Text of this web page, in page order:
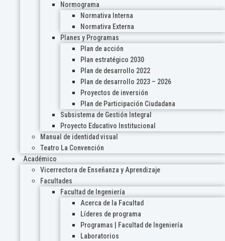
Normograma
Normativa Interna
Normativa Externa
Planes y Programas
Plan de acción
Plan estratégico 2030
Plan de desarrollo 2022
Plan de desarrollo 2023 – 2026
Proyectos de inversión
Plan de Participación Ciudadana
Subsistema de Gestión Integral
Proyecto Educativo Institucional
Manual de identidad visual
Teatro La Convención
Académico
Vicerrectora de Enseñanza y Aprendizaje
Facultades
Facultad de Ingeniería
Acerca de la Facultad
Líderes de programa
Programas | Facultad de Ingeniería
Laboratorios